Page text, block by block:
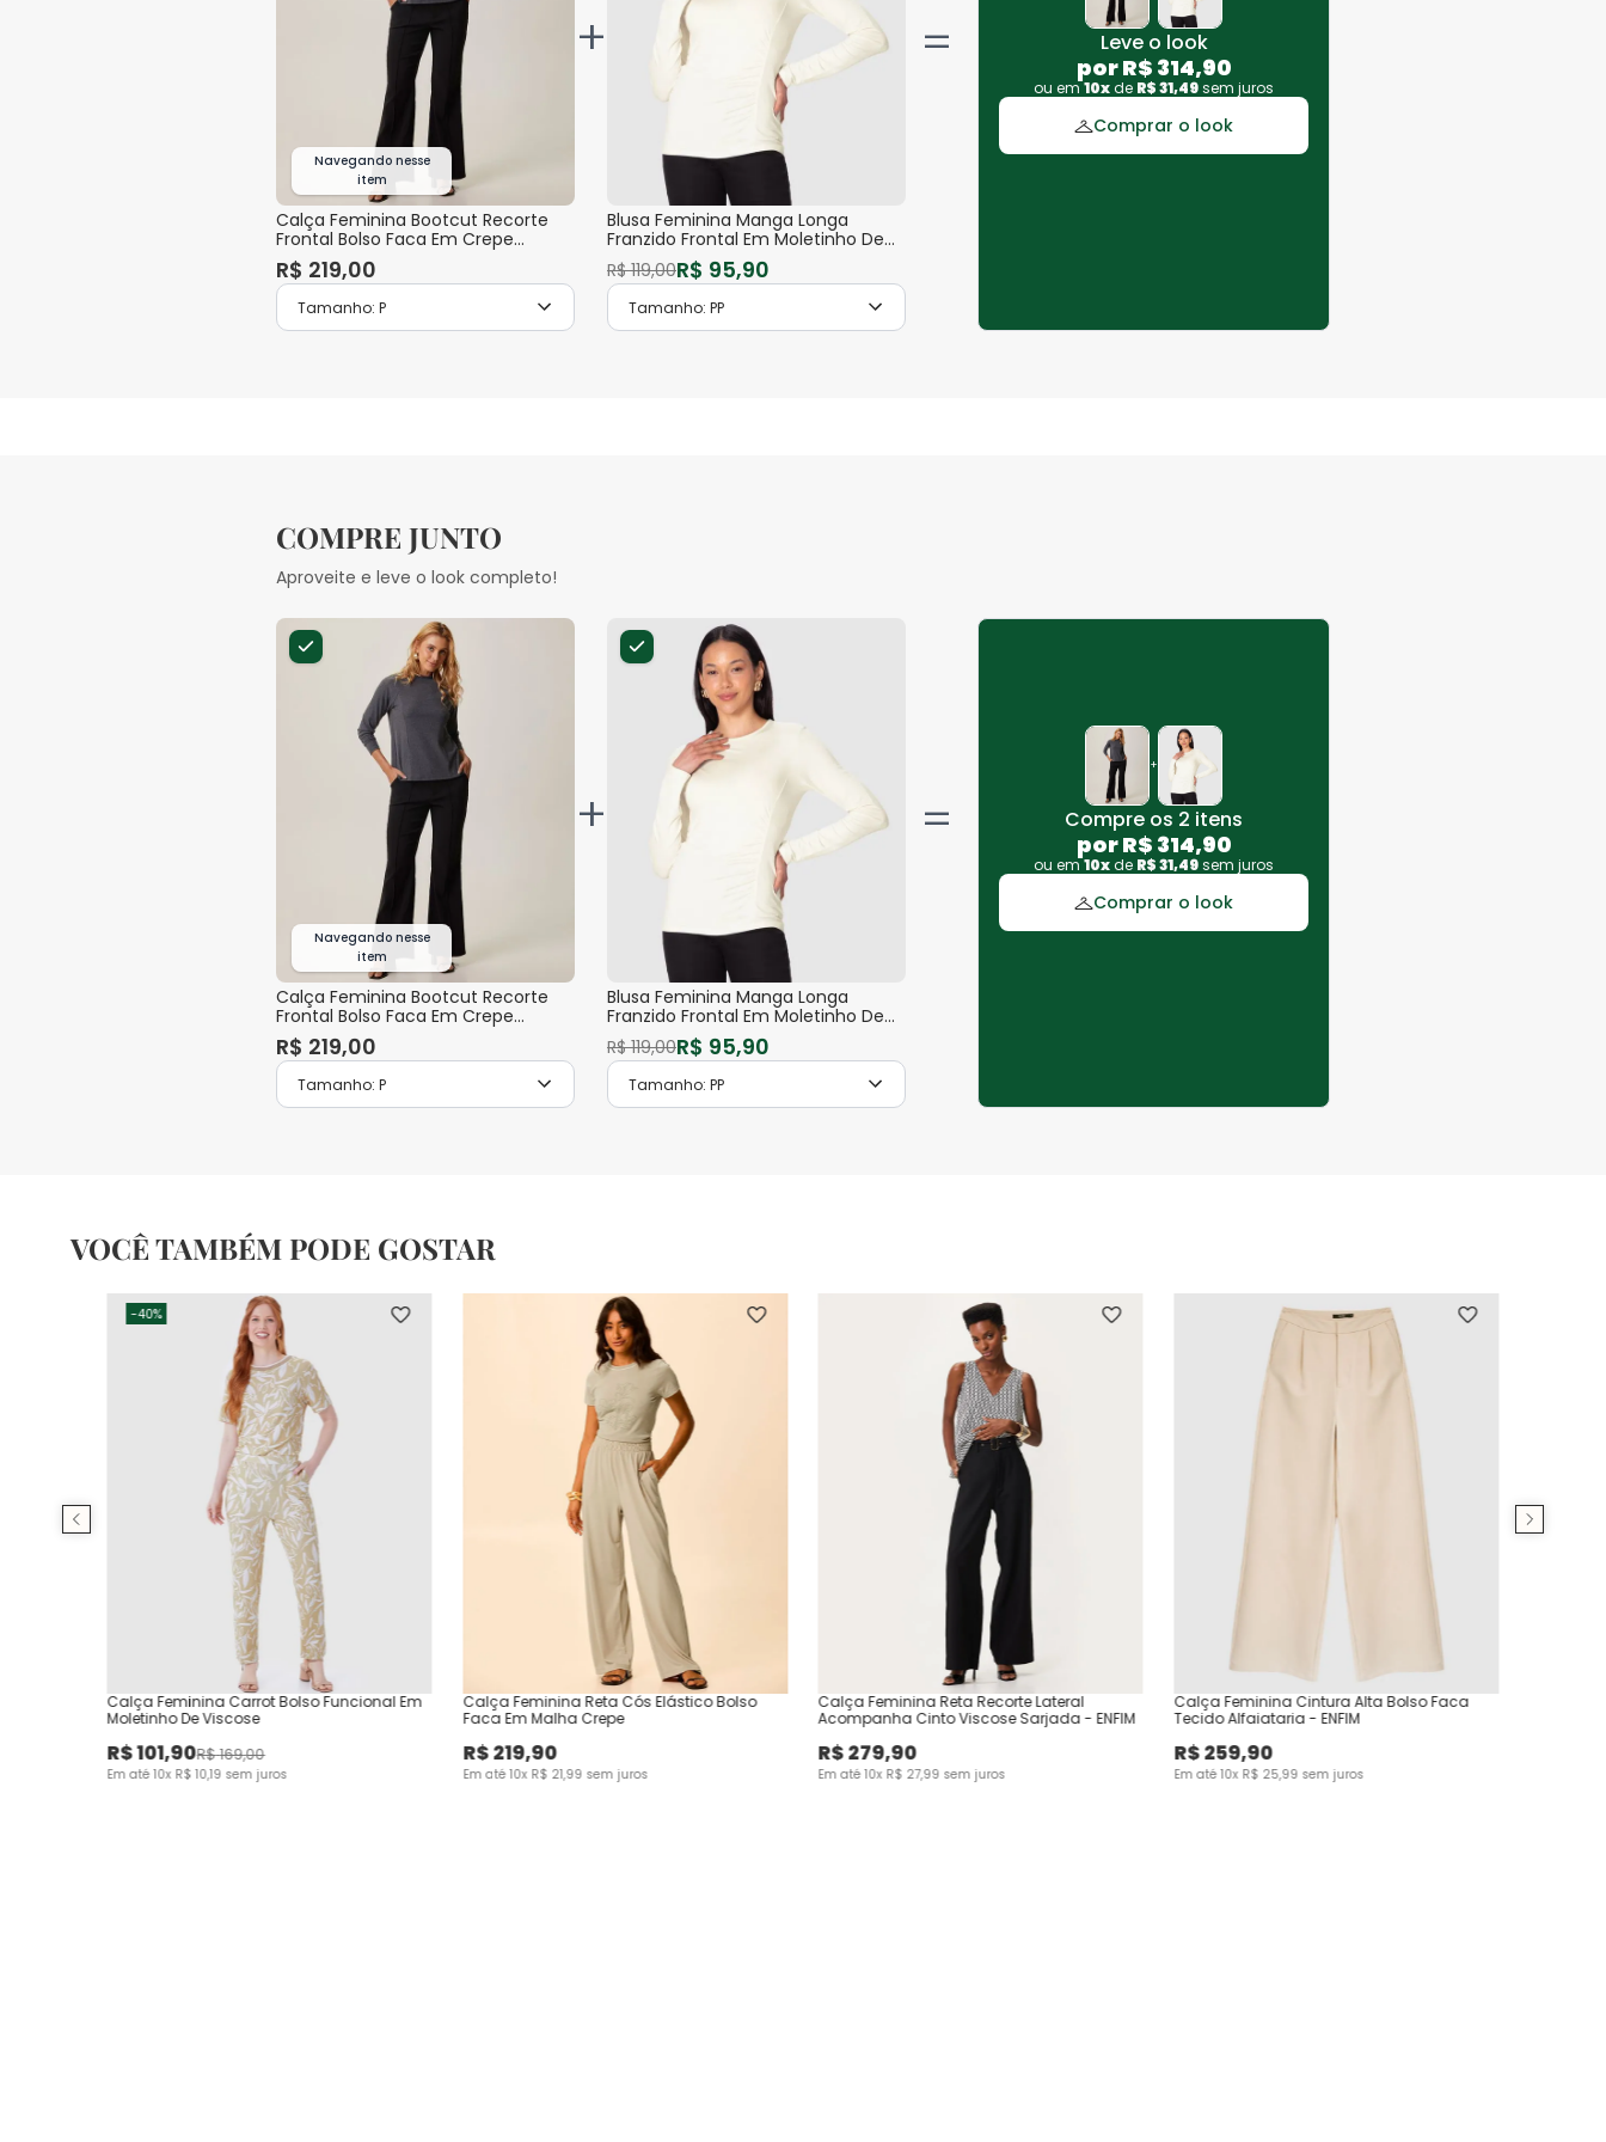
Navegando nesse
item
Calça Feminina Bootcut Recorte
Frontal Bolso Faca Em Crepe
Stretch
R$ 219,00
Tamanho: P
+
Blusa Feminina Manga Longa
Franzido Frontal Em Moletinho De
Viscose
R$ 119,00R$ 95,90
Tamanho: PP
Leve o look
porR$ 314,90
ou em10xde R$31,49sem juros
Comprar o look
COMPRE JUNTO
Aproveite e leve o look completo!
Navegando nesse
item
Calça Feminina Bootcut Recorte
Frontal Bolso Faca Em Crepe
Stretch
R$ 219,00
Tamanho: P
+
Blusa Feminina Manga Longa
Franzido Frontal Em Moletinho De
Viscose
R$ 119,00R$ 95,90
Tamanho: PP
+
Compre os 2 itens
porR$ 314,90
ou em10xde R$31,49sem juros
Comprar o look
VOCÊ TAMBÉM PODE GOSTAR
-40%
Calça Feminina Carrot Bolso Funcional Em
Moletinho De Viscose
R$101,90R$169,00
Em até10x R$ 10,19 sem juros
Calça Feminina Reta Cós Elástico Bolso
Faca Em Malha Crepe
R$219,90
Em até10x R$ 21,99 sem juros
Calça Feminina Reta Recorte Lateral
Acompanha Cinto Viscose Sarjada - ENFIM
R$279,90
Em até10x R$ 27,99 sem juros
Calça Feminina Cintura Alta Bolso Faca
Tecido Alfaiataria - ENFIM
R$259,90
Em até10x R$ 25,99 sem juros